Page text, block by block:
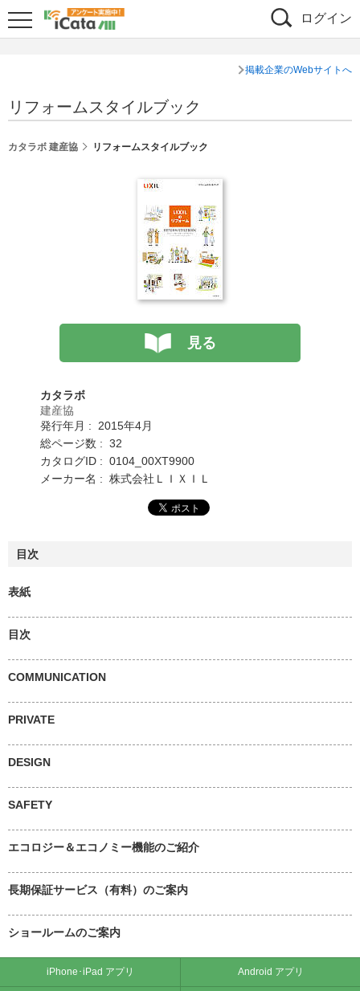
ログイン
掲載企業のWebサイトへ
リフォームスタイルブック
カタラボ 建産協 リフォームスタイルブック
見る
カタラボ
建産協
発行年月 : 2015年4月
総ページ数 : 32
カタログID : 0104_00XT9900
メーカー名 : 株式会社ＬＩＸＩＬ
目次
表紙
目次
COMMUNICATION
PRIVATE
DESIGN
SAFETY
エコロジー＆エコノミー機能のご紹介
長期保証サービス（有料）のご案内
ショールームのご案内
iPhone･iPad アプリ Android アプリ